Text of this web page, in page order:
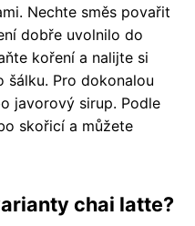
Nechte směs povařit
dobře uvolnilo do
koření a nalijte si
Pro dokonalou
javorový sirup. Podle
skořicí a můžete
chai latte?